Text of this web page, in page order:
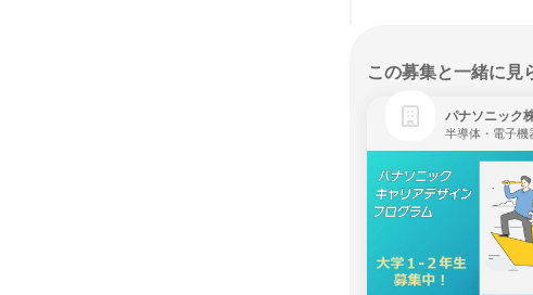
この募集と一緒に見
パナソニック
半導体・電子機